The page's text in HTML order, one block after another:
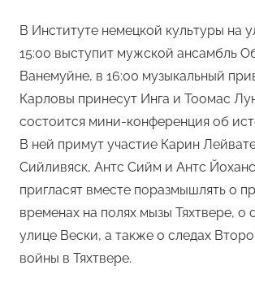
В Институте немецкой культуры на
15:00 выступит мужской ансамбль
Ванемуйне, в 16:00 музыкальный
Карловы принесут Инга и Тоомас
состоится мини-конференция об
В ней примут участие Карин
Сийливяск, Антс Сийм и Антс
пригласят вместе поразмышлять о
временах на полях мызы Тяхтвере, о
улице Вески, а также о следах
войны в Тяхтвере.